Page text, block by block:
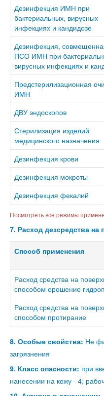
Дезинфекция ИМН при
бактериальных, вирусных
инфекциях и кандидозе
Дезинфекция,
ПСО ИМН при
вирусных инфекциях и
Предстерилизационная
ИМН
ДВУ эндоскопов
Стерилизация изделий
медицинского назначения
Дезинфекция крови
Дезинфекция мокроты
Дезинфекция фекалий
Посмотреть все режимы
7. Расход дезсредства на
Способ применения
Расход средства на
способом орошение
Расход средства на
способом протирание
8. Особые свойства: Не
загрязнения
9. Класс опасности: при
нанесении на кожу - 4;